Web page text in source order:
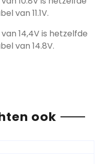
van 11.1V.
14,4V is hetzelfde
van 14.8V.
ook